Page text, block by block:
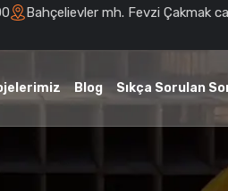
Bahçelievler mh. Fevzi Çakmak
Blog Sıkça Sorulan